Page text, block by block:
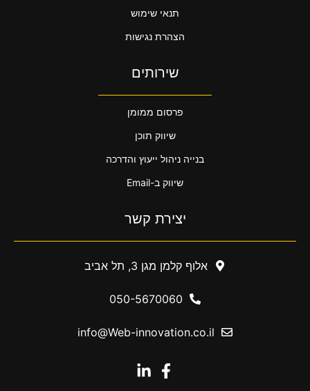
תנאי שימוש
הצהרת נגישות
שירותים
פרסום ממומן
שיווק תוכן
בנייה ניהול ייעוץ והדרכה
שיווק ב-Email
יצירת קשר
אלוף קלמן מגן 3, תל אביב
050-5670060
info@Web-innovation.co.il